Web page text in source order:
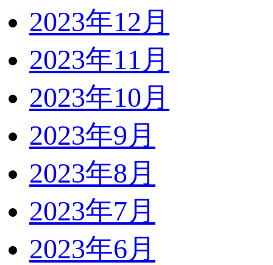
2023年12月
2023年11月
2023年10月
2023年9月
2023年8月
2023年7月
2023年6月